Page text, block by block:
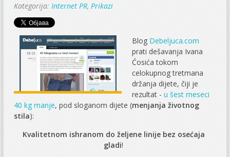
Kategorija: Internet PR, Prikazi
Blog Debeljuca.com
prati dešavanja Ivana
Ćosića tokom
celokupnog tretmana
držanja dijete, čiji je
rezultat -u šest meseci
40 kg manje, pod sloganom dijete (menjanja životnog
stila):
Kvalitetnom ishranom do željene linije bez osećaja
gladi!